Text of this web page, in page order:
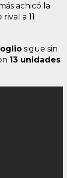
achicó la
a 11
sigue sin
13 unidades